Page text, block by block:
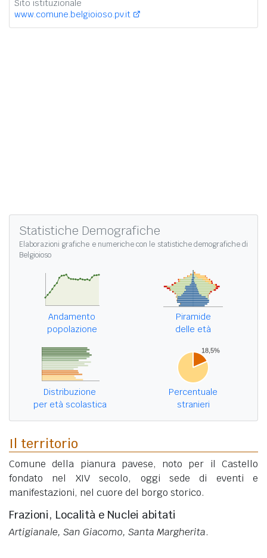
Sito istituzionale
www.comune.belgioioso.pv.it
Statistiche Demografiche
Elaborazioni grafiche e numeriche con le statistiche demografiche di
Belgioioso
Andamento
popolazione
Piramide
delle età
Distribuzione
per età scolastica
Percentuale
stranieri
Il territorio
Comune della pianura pavese, noto per il Castello
fondato nel XIV secolo, oggi sede di eventi e
manifestazioni, nel cuore del borgo storico.
Frazioni, Località e Nuclei abitati
Artigianale, San Giacomo, Santa Margherita.